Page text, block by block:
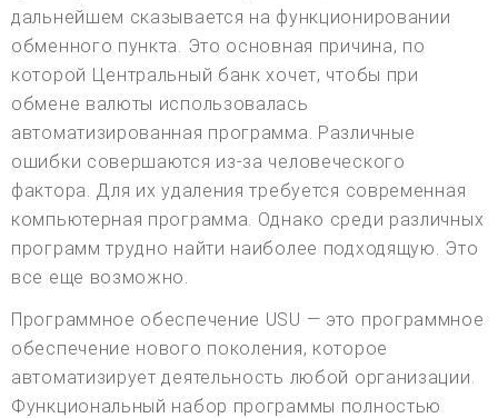
дальнейшем сказывается на функционировании
обменного пункта. Это основная причина, по
которой Центральный банк хочет, чтобы при
обмене валюты использовалась
автоматизированная программа. Различные
ошибки совершаются из-за человеческого
фактора. Для их удаления требуется современная
компьютерная программа. Однако среди различных
программ трудно найти наиболее подходящую. Это
все еще возможно.
Программное обеспечение USU — это программное
обеспечение нового поколения, которое
автоматизирует деятельность любой организации.
Функциональный набор программы полностью